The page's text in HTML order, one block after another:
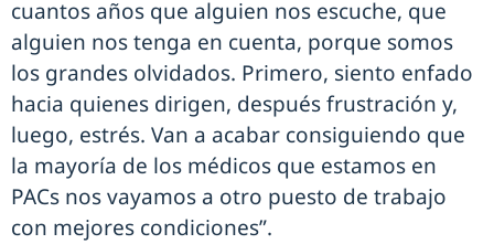
cuantos años que alguien nos escuche, que
alguien nos tenga en cuenta, porque somos
los grandes olvidados. Primero, siento enfado
hacia quienes dirigen, después frustración y,
luego, estrés. Van a acabar consiguiendo que
la mayoría de los médicos que estamos en
PACs nos vayamos a otro puesto de trabajo
con mejores condiciones”.